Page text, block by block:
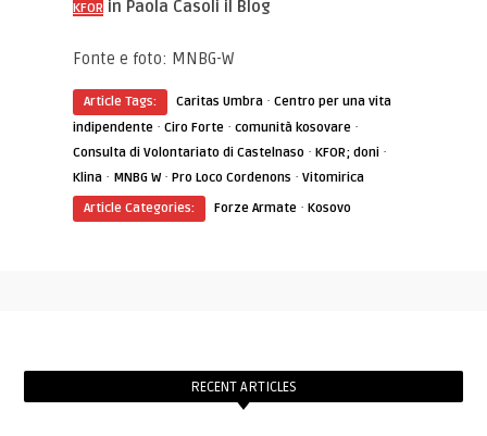
KFOR in Paola Casoli il Blog
Fonte e foto: MNBG-W
Article Tags: Caritas Umbra ·Centro per una vita
indipendente ·Ciro Forte ·comunità kosovare ·
Consulta di Volontariato di Castelnaso ·KFOR; doni ·
Klina · MNBG W·Pro Loco Cordenons ·Vitomirica
Article Categories:
Forze Armate ·Kosovo
RECENT ARTICLES